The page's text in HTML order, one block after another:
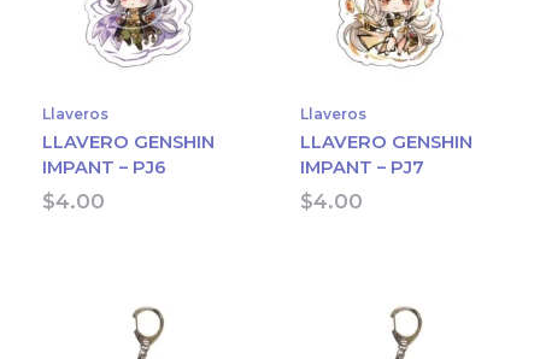
Llaveros
LLAVERO GENSHIN
IMPANT – PJ6
$4.00
Llaveros
LLAVERO GENSHIN
IMPANT – PJ7
$4.00